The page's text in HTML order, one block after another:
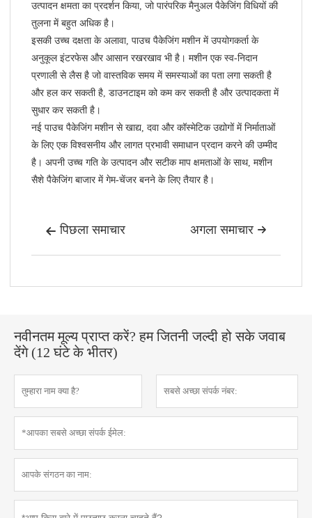
उत्पादन क्षमता का प्रदर्शन किया, जो पारंपरिक मैनुअल पैकेजिंग विधियों की
तुलना में बहुत अधिक है।
इसकी उच्च दक्षता के अलावा, पाउच पैकेजिंग मशीन में उपयोगकर्ता के
अनुकूल इंटरफेस और आसान रखरखाव भी है। मशीन एक स्व-निदान
प्रणाली से लैस है जो वास्तविक समय में समस्याओं का पता लगा सकती है
और हल कर सकती है, डाउनटाइम को कम कर सकती है और उत्पादकता में
सुधार कर सकती है।
नई पाउच पैकेजिंग मशीन से खाद्य, दवा और कॉस्मेटिक उद्योगों में निर्माताओं
के लिए एक विश्वसनीय और लागत प्रभावी समाधान प्रदान करने की उम्मीद
है। अपनी उच्च गति के उत्पादन और सटीक माप क्षमताओं के साथ, मशीन
सैशे पैकेजिंग बाजार में गेम-चेंजर बनने के लिए तैयार है।
 पिछला समाचार 
अगला समाचार
नवीनतम मूल्य प्राप्त करें? हम जितनी जल्दी हो सके जवाब
देंगे (12 घंटे के भीतर)